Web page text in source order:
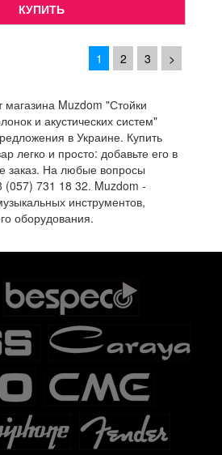
КУПИТЬ
1 2 3 >
магазина Muzdom "Стойки
и акустических систем"
в Украине. Купить
легко и просто: добавьте его в
заказ. На любые вопросы
(057) 731 18 32. Muzdom -
инструментов,
оборудования.